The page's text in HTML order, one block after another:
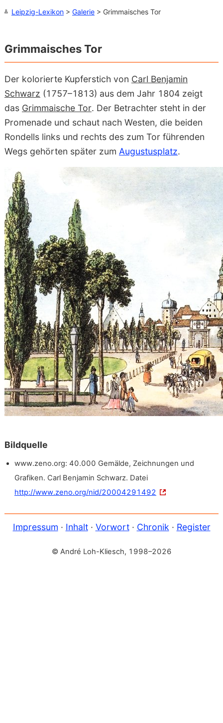
Leipzig-Lexikon> Galerie> Grimmaisches Tor
Grimmaisches Tor
Der kolorierte Kupferstich von Carl Benjamin
Schwarz (1757–1813) aus dem Jahr 1804 zeigt
das Grimmaische Tor. Der Betrachter steht in der
Promenade und schaut nach Westen, die beiden
Rondells links und rechts des zum Tor führenden
Wegs gehörten später zum Augustusplatz.
Bildquelle
www.zeno.org: 40.000 Gemälde, Zeichnungen und
Grafiken. Carl Benjamin Schwarz. Datei
http://www.zeno.org/nid/20004291492
Impressum · Inhalt· Vorwort· Chronik · Register